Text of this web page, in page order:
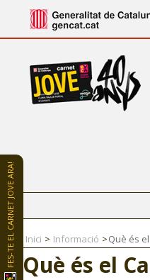
Inici Informació Què és el
Què és el
FES-TE EL CARNET JOVE ARA!